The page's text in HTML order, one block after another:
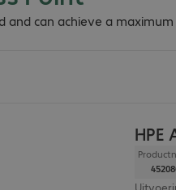
can achieve a
HPE